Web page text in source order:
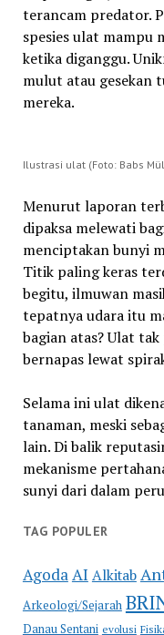
terancam predator.
spesies ulat mampu
ketika diganggu.
mulut atau gesekan
mereka.
Ilustrasi ulat (Foto: Babs
Menurut laporan
dipaksa melewati
menciptakan bunyi
Titik paling keras
begitu, ilmuwan
tepatnya udara itu
bagian atas? Ulat
bernapas lewat
Selama ini ulat
tanaman, meski
lain. Di balik
mekanisme
sunyi dari dalam
TAG POPULER
AgodaAI Alkitab
Arkeologi/Sejarah
Danau Sentani evolusi